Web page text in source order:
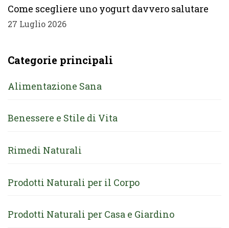
Come scegliere uno yogurt davvero salutare
27 Luglio 2026
Categorie principali
Alimentazione Sana
Benessere e Stile di Vita
Rimedi Naturali
Prodotti Naturali per il Corpo
Prodotti Naturali per Casa e Giardino